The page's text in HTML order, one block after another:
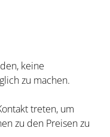
keine
zu machen.
treten, um
zu den Preisen zu